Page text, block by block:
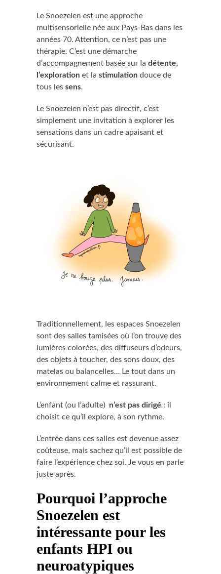
Le Snoezelen est une approche
multisensorielle née aux Pays-Bas dans les
années 70. Attention, ce n’est pas une
thérapie. C’est une démarche
d’accompagnement basée sur la détente,
l’exploration et la stimulation douce de
tous les sens.
Le Snoezelen n’est pas directif, c’est
simplement une invitation à explorer les
sensations dans un cadre apaisant et
sécurisant.
Traditionnellement, les espaces Snoezelen
sont des salles tamisées où l’on trouve des
lumières colorées, des diffuseurs d’odeurs,
des objets à toucher, des sons doux, des
matelas ou balancelles… Le tout dans un
environnement calme et rassurant.
L’enfant (ou l’adulte) n’est pas dirigé : il
choisit ce qu’il explore, à son rythme.
L’entrée dans ces salles est devenue assez
coûteuse, mais sachez qu’il est possible de
faire l’expérience chez soi. Je vous en parle
juste après.
Pourquoi l’approche
Snoezelen est
intéressante pour les
enfants HPI ou
neuroatypiques